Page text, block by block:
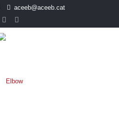
aceeb@aceeb.cat